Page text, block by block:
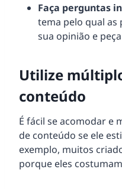
Faça perguntas
tema pelo qual as
sua opinião e
Utilize
conteúdo
É fácil se acomodar e
de conteúdo se ele
exemplo, muitos
porque eles